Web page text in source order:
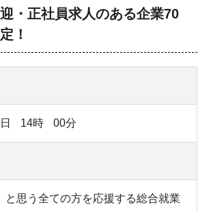
・正社員求人のある企業70
！
14時 00分
思う全ての方を応援する総合就業